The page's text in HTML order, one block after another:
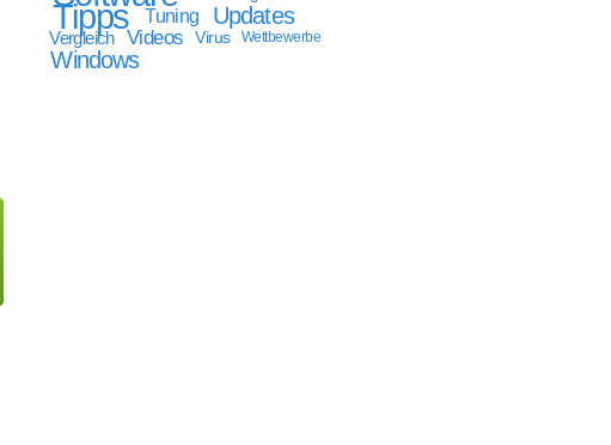
Tipps Tuning Updates
Vergleich Videos Virus Wettbewerbe
Windows